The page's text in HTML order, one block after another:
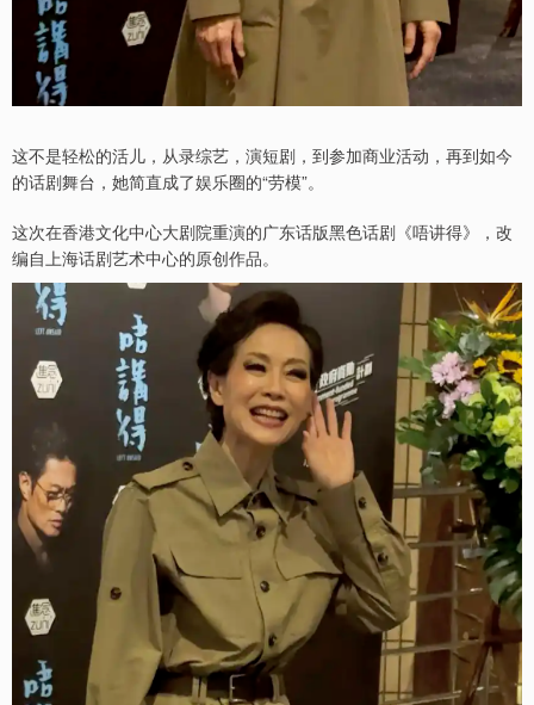
这不是轻松的活儿，从录综艺，演短剧，到参加商业活动，再到如今
的话剧舞台，她简直成了娱乐圈的“劳模”。
这次在香港文化中心大剧院重演的广东话版黑色话剧《唔讲得》，改
编自上海话剧艺术中心的原创作品。